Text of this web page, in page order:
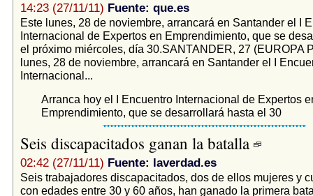
14:23 (27/11/11) Fuente: que.es
Este lunes, 28 de noviembre, arrancará en Santander el I
Internacional de Expertos en Emprendimiento, que se
el próximo miércoles, día 30.SANTANDER, 27 (EUROPA
lunes, 28 de noviembre, arrancará en Santander el I
Internacional...
Arranca hoy el I Encuentro Internacional de Expertos
Emprendimiento, que se desarrollará hasta el 30
Seis discapacitados ganan la batalla
02:42 (27/11/11) Fuente: laverdad.es
Seis trabajadores discapacitados, dos de ellos mujeres y
con edades entre 30 y 60 años, han ganado la primera